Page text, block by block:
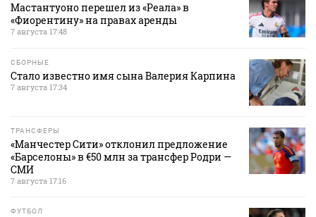
Мастантуоно перешел из «Реала» в
«Фиорентину» на правах аренды
7 августа 17:48
СБОРНЫЕ
Стало известно имя сына Валерия Карпина
7 августа 17:34
ТРАНСФЕРЫ
«Манчестер Сити» отклонил предложение
«Барселоны» в €50 млн за трансфер Родри —
СМИ
7 августа 17:16
ФУТБОЛ